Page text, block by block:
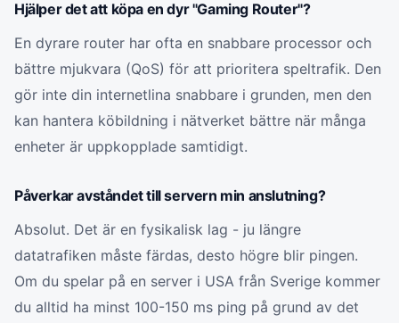
Hjälper det att köpa en dyr "Gaming Router"?
En dyrare router har ofta en snabbare processor och
bättre mjukvara (QoS) för att prioritera speltrafik. Den
gör inte din internetlina snabbare i grunden, men den
kan hantera köbildning i nätverket bättre när många
enheter är uppkopplade samtidigt.
Påverkar avståndet till servern min anslutning?
Absolut. Det är en fysikalisk lag - ju längre
datatrafiken måste färdas, desto högre blir pingen.
Om du spelar på en server i USA från Sverige kommer
du alltid ha minst 100-150 ms ping på grund av det